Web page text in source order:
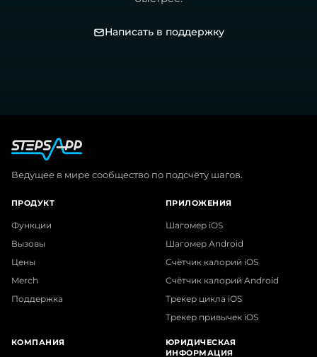
Написать в поддержку
Ведущее в мире сообщество по подсчёту шагов.
ПРОДУКТ
Функции
Вызовы
Цены
Merch
Поддержка
ПРИЛОЖЕНИЯ
Шагомер iOS
Шагомер Android
Счётчик калорий iOS
Счётчик калорий Android
Трекер цикла iOS
Трекер привычек iOS
КОМПАНИЯ
ЮРИДИЧЕСКАЯ
ИНФОРМАЦИЯ